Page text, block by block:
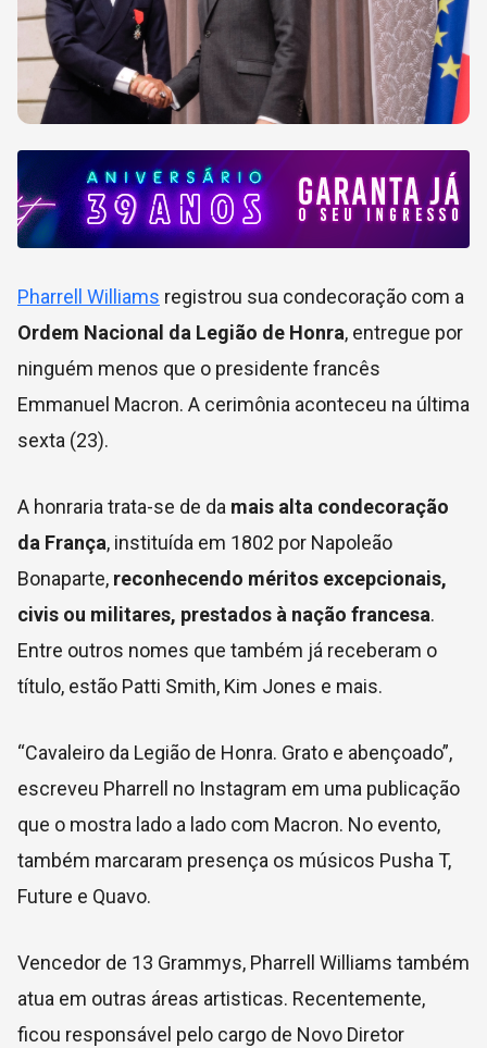
Pharrell Williams registrou sua condecoração com a
Ordem Nacional da Legião de Honra, entregue por
ninguém menos que o presidente francês
Emmanuel Macron. A cerimônia aconteceu na última
sexta (23).
A honraria trata-se de da mais alta condecoração
da França, instituída em 1802 por Napoleão
Bonaparte, reconhecendo méritos excepcionais,
civis ou militares, prestados à nação francesa.
Entre outros nomes que também já receberam o
título, estão Patti Smith, Kim Jones e mais.
“Cavaleiro da Legião de Honra. Grato e abençoado”,
escreveu Pharrell no Instagram em uma publicação
que o mostra lado a lado com Macron. No evento,
também marcaram presença os músicos Pusha T,
Future e Quavo.
Vencedor de 13 Grammys, Pharrell Williams também
atua em outras áreas artisticas. Recentemente,
ficou responsável pelo cargo de Novo Diretor